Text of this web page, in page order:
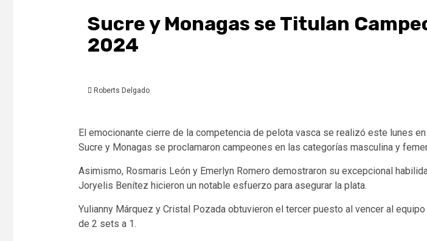
Sucre y Monagas se Titulan
2024
Roberts Delgado
El emocionante cierre de la competencia de pelota vasca se realizó este lunes
Sucre y Monagas se proclamaron campeones en las categorías masculina y
Asimismo, Rosmaris León y Emerlyn Romero demostraron su excepcional
Joryelis Benítez hicieron un notable esfuerzo para asegurar la plata.
Yulianny Márquez y Cristal Pozada obtuvieron el tercer puesto al vencer al
de 2 sets a 1.